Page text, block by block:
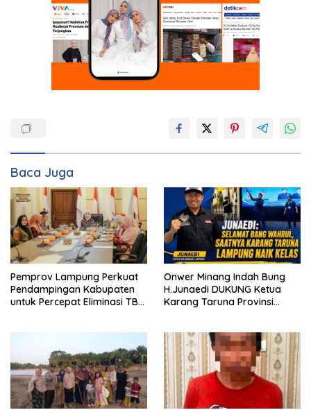
Baca Juga
Pemprov Lampung Perkuat
Pendampingan Kabupaten
untuk Percepat Eliminasi TBC
Onwer Minang Indah Bung
H.Junaedi DUKUNG Ketua
Karang Taruna Provinsi